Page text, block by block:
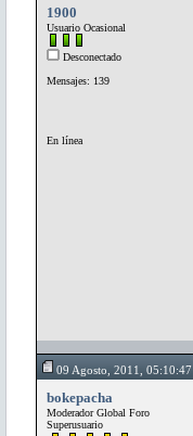
1900
Usuario Ocasional
Desconectado
Mensajes: 139
En línea
09 Agosto, 2011, 05:10:47
bokepacha
Moderador Global Foro
Superusuario